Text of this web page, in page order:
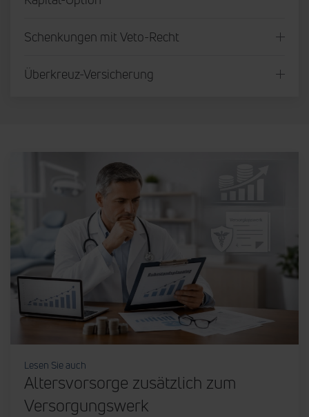
Schenkungen mit Veto-Recht
Überkreuz-Versicherung
Lesen Sie auch
Altersvorsorge zusätzlich zum
Versorgungswerk